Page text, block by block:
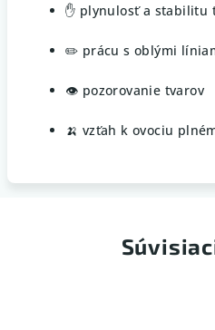
✋ plynulosť a stabilitu
✏️ prácu s oblými
👁️ pozorovanie tvarov
🍌 vzťah k ovociu